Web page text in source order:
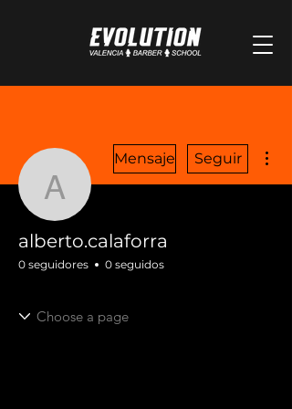
alberto.calaforra
Mensaje Seguir
alberto.calaforra
0 seguidores 0 seguidos